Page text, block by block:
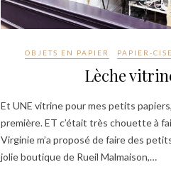
OBJETS EN PAPIER PAPIER-
Lèche
Et UNE vitrine pour mes petits
première. ET c’était très chouette à
Virginie m’a proposé de faire des
jolie boutique de Rueil Malmaison,…